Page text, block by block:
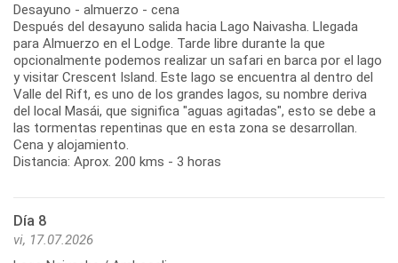
Desayuno - almuerzo - cena
Después del desayuno salida hacia Lago Naivasha. Llegada
para Almuerzo en el Lodge. Tarde libre durante la que
opcionalmente podemos realizar un safari en barca por el lago
y visitar Crescent Island. Este lago se encuentra al dentro del
Valle del Rift, es uno de los grandes lagos, su nombre deriva
del local Masái, que significa "aguas agitadas", esto se debe a
las tormentas repentinas que en esta zona se desarrollan.
Cena y alojamiento.
Distancia: Aprox. 200 kms - 3 horas
Día 8
vi, 17.07.2026